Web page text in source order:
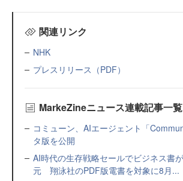
関連リンク
NHK
プレスリリース（PDF）
MarkeZineニュース連載記事一覧
コミューン、AIエージェント「
タ版を公開
AI時代の生存戦略セールでビジネス書
元 翔泳社のPDF版電書を対象に8月...